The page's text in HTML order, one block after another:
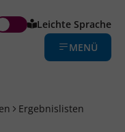
Leichte Sprache
MENÜ
Ergebnislisten